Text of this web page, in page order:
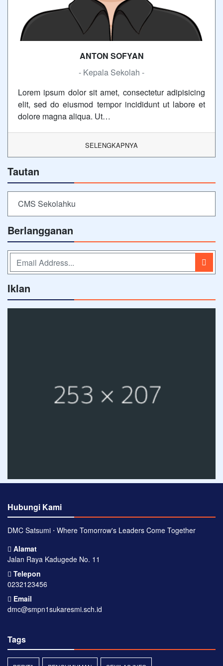
ANTON SOFYAN
- Kepala Sekolah -
Lorem ipsum dolor sit amet, consectetur adipisicing
elit, sed do eiusmod tempor incididunt ut labore et
dolore magna aliqua. Ut…
SELENGKAPNYA
Tautan
CMS Sekolahku
Berlangganan
Iklan
Hubungi Kami
DMC Satsumi ⋅ Where Tomorrow's Leaders Come Together
Alamat
Jalan Raya Kadugede No. 11
Telepon
0232123456
Email
dmc@smpn1sukaresmi.sch.id
Tags